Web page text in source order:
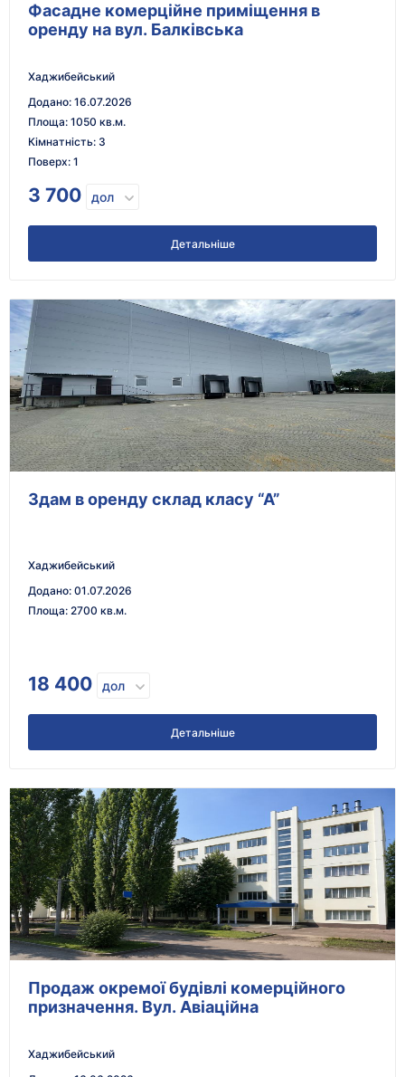
Фасадне комерційне приміщення в
оренду на вул. Балківська
Хаджибейський
Додано: 16.07.2026
Площа: 1050 кв.м.
Кімнатність: 3
Поверх: 1
3 700 дол
Детальніше
Здам в оренду склад класу “А”
Хаджибейський
Додано: 01.07.2026
Площа: 2700 кв.м.
18 400 дол
Детальніше
Продаж окремої будівлі комерційного
призначення. Вул. Авіаційна
Хаджибейський